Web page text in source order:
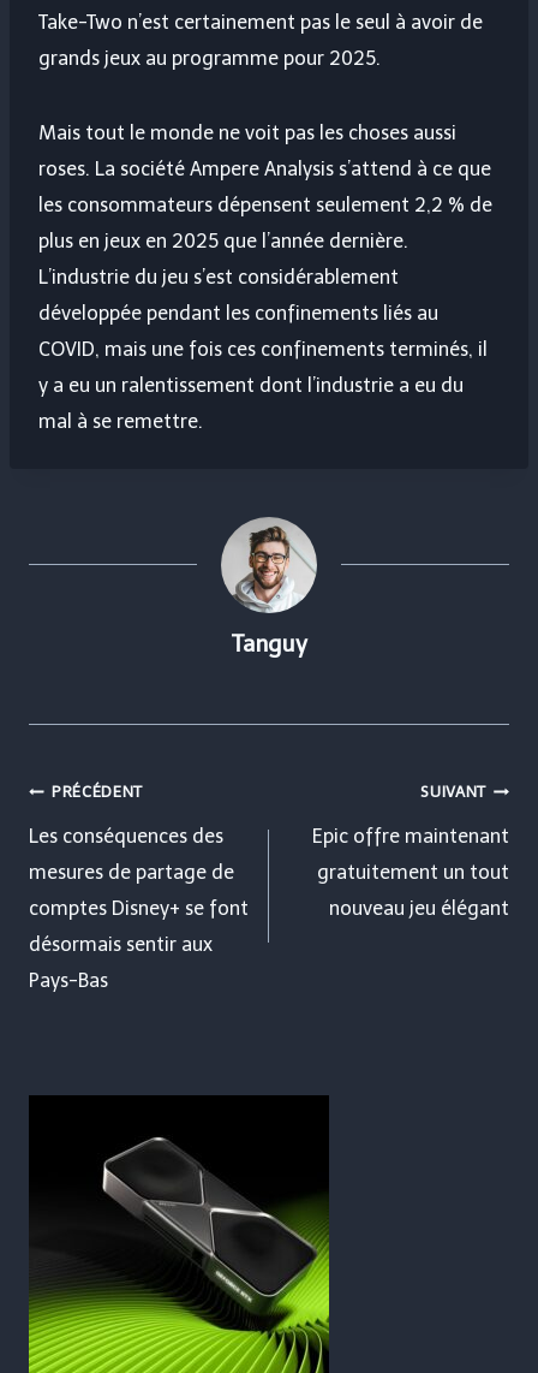
Take-Two n’est certainement pas le seul à avoir de
grands jeux au programme pour 2025.
Mais tout le monde ne voit pas les choses aussi
roses. La société Ampere Analysis s’attend à ce que
les consommateurs dépensent seulement 2,2 % de
plus en jeux en 2025 que l’année dernière.
L’industrie du jeu s’est considérablement
développée pendant les confinements liés au
COVID, mais une fois ces confinements terminés, il
y a eu un ralentissement dont l’industrie a eu du
mal à se remettre.
Tanguy
Navigation
de
l’article
PRÉCÉDENT
Les conséquences des
mesures de partage de
comptes Disney+ se font
désormais sentir aux
Pays-Bas
SUIVANT
Epic offre maintenant
gratuitement un tout
nouveau jeu élégant